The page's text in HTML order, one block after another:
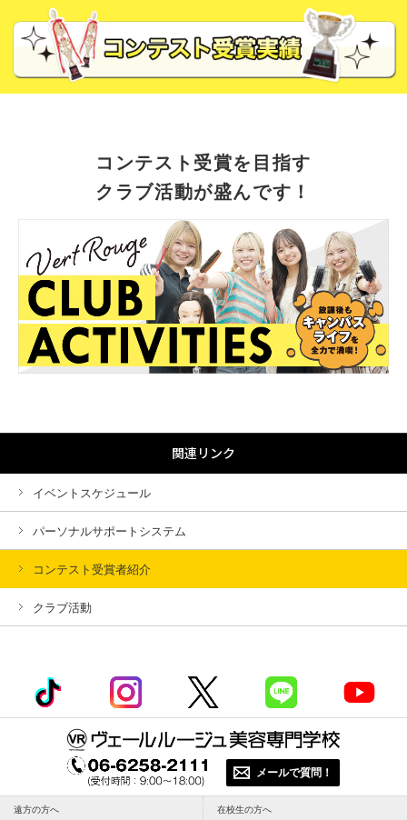
コンテスト受賞を目指す
クラブ活動が盛んです！
関連リンク
イベントスケジュール
パーソナルサポートシステム
コンテスト受賞者紹介
クラブ活動
メールで質問！
遠方の方へ 在校生の方へ